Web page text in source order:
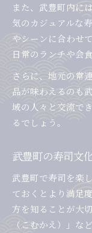
また、武豊町内に
気のカジュアルな
やシーンに合わせ
日常のランチや会
さらに、地元の常
品が味わえるのも
域の人々と交流で
るでしょう。
武豊町の寿司文
武豊町で寿司を楽
ておくとより満足
方を知ることが大
（こむかえ）」な